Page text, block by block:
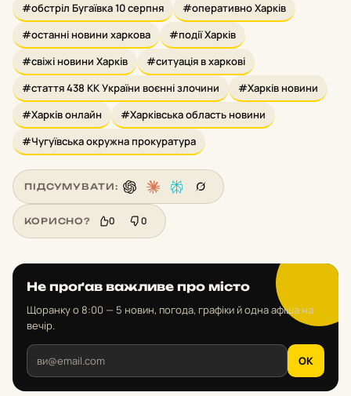
#обстріл Бугаївка 10 серпня
#оперативно Харків
#останні новини харкова
#події Харків
#свіжі новини Харків
#ситуація в харкові
#стаття 438 КК України воєнні злочини
#Харків новини
#Харків онлайн
#Харківська область новини
#Чугуївська окружна прокуратура
ПІДСУМУВАТИ:
КОРИСНО? 0 0
Не проґав важливе про місто
Щоранку о 8:00 — 5 новин, погода, графіки й одна афіша на
вечір.
OK